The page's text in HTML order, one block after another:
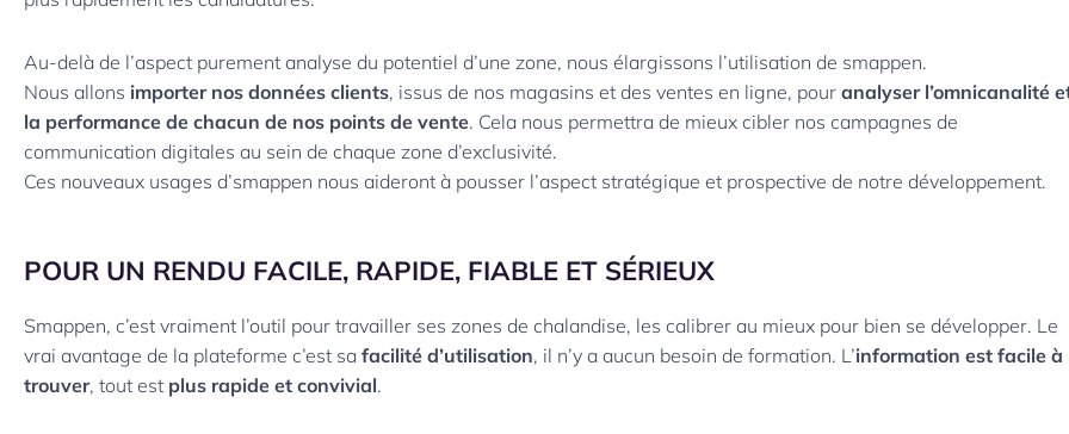
Au-delà de l’aspect purement analyse du potentiel d’une zone, nous élargissons l’utilisation de smappen.
Nous allons importer nos données clients, issus de nos magasins et des ventes en ligne, pour analyser l’omnicanalité
la performance de chacun de nos points de vente. Cela nous permettra de mieux cibler nos campagnes de
communication digitales au sein de chaque zone d’exclusivité.
Ces nouveaux usages d’smappen nous aideront à pousser l’aspect stratégique et prospective de notre développement.
POUR UN RENDU FACILE, RAPIDE, FIABLE ET SÉRIEUX
Smappen, c’est vraiment l’outil pour travailler ses zones de chalandise, les calibrer au mieux pour bien se développer. Le
vrai avantage de la plateforme c’est sa facilité d’utilisation, il n’y a aucun besoin de formation. L’information est facile à
trouver, tout est plus rapide et convivial.